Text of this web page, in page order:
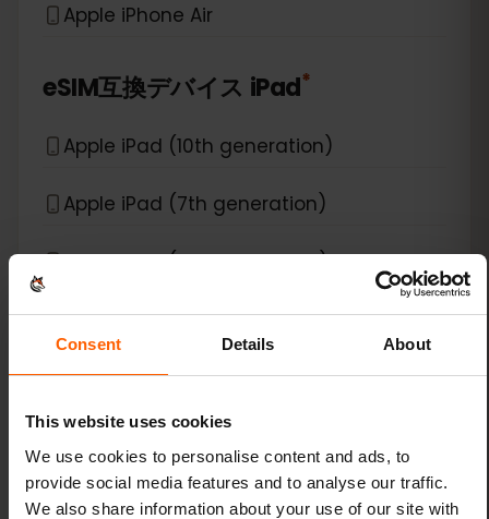
Consent Details About
This website uses cookies
We use cookies to personalise content and ads, to
provide social media features and to analyse our traffic.
We also share information about your use of our site with
Apple iPhone Air
eSIM互換デバイス iPad*
Apple iPad (10th generation)
Apple iPad (7th generation)
Apple iPad (8th generation)
Apple iPad (9th generation)
Apple iPad Air (3rd generation)
Apple iPad Air (4th generation)
Apple iPad Air (5th generation)